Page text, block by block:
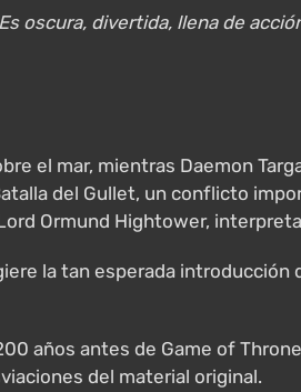
oscura, divertida, llena de
el mar, mientras Daemon
del Gullet, un conflicto
Ormund Hightower,
la tan esperada introducción
años antes de Game of
del material original.